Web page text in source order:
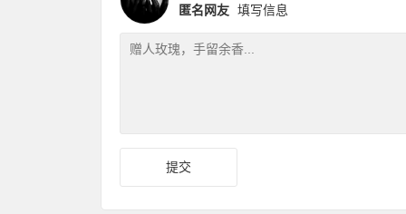
匿名网友 填写信息